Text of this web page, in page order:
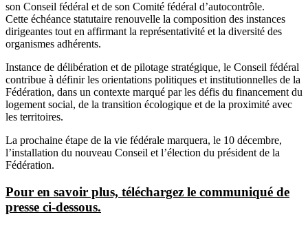
son Conseil fédéral et de son Comité fédéral d’autocontrôle.
Cette échéance statutaire renouvelle la composition des instances
dirigeantes tout en affirmant la représentativité et la diversité des
organismes adhérents.
Instance de délibération et de pilotage stratégique, le Conseil fédéral
contribue à définir les orientations politiques et institutionnelles de la
Fédération, dans un contexte marqué par les défis du financement du
logement social, de la transition écologique et de la proximité avec
les territoires.
La prochaine étape de la vie fédérale marquera, le 10 décembre,
l’installation du nouveau Conseil et l’élection du président de la
Fédération.
Pour en savoir plus, téléchargez le communiqué de
presse ci-dessous.